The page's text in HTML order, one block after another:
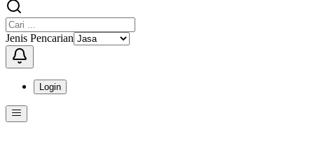
Jenis Pencarian
Login